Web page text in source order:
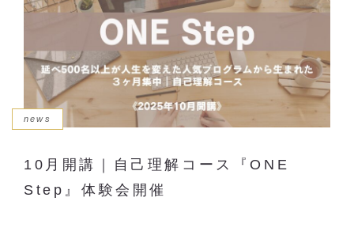
news
10月開講｜自己理解コース『ONE
Step』体験会開催